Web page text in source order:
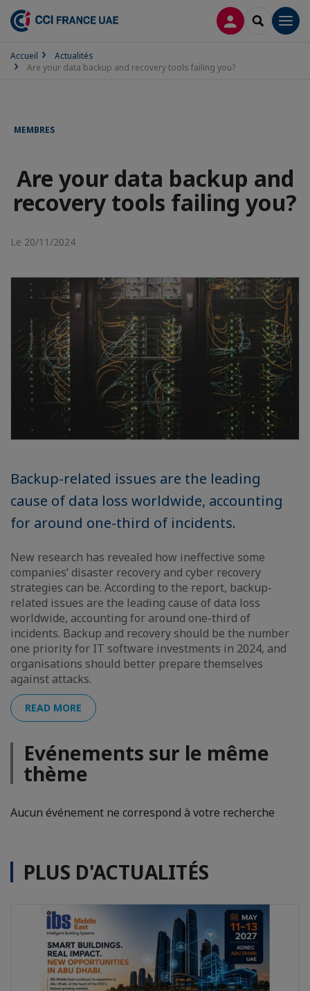
CONNEXION
Accueil
Actualités
Are your data backup and recovery tools failing you?
MEMBRES
Are your data backup and
recovery tools failing you?
Le 20/11/2024
Backup-related issues are the leading
cause of data loss worldwide, accounting
for around one-third of incidents.
New research has revealed how ineffective some
companies’ disaster recovery and cyber recovery
strategies can be. According to the report, backup-
related issues are the leading cause of data loss
worldwide, accounting for around one-third of
incidents. Backup and recovery should be the number
one priority for IT software investments in 2024, and
organisations should better prepare themselves
against attacks.
READ MORE
Evénements sur le même
thème
Aucun événement ne correspond à votre recherche
PLUS D'ACTUALITÉS